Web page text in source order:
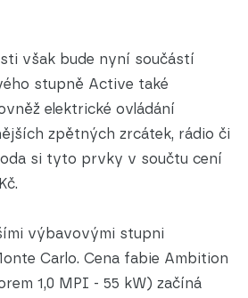
však bude nyní součástí
stupně Active také
elektrické ovládání
zpětných zrcátek, rádio či
si tyto prvky v součtu cení
výbavovými stupni
Carlo. Cena fabie Ambition
1,0 MPI - 55 kW) začíná